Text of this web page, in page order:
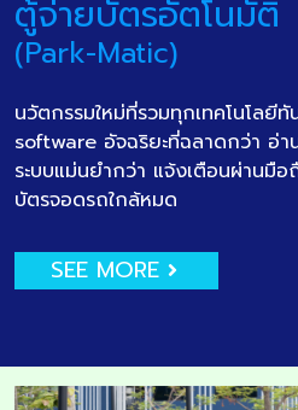
ตู้จ่ายบัตรอัตโนมัติ
(Park-Matic)
นวัตกรรมใหม่ที่รวมทุกเทคโนโลยี
software อัจฉริยะที่ฉลาดกว่า อ่า
ระบบแม่นยำกว่า แจ้งเตือนผ่านมื
บัตรจอดรถใกล้หมด
SEE MORE